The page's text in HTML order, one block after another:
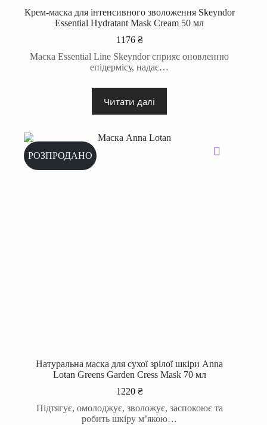
Крем-маска для інтенсивного зволоження Skeyndor
Essential Hydratant Mask Cream 50 мл
1176 ₴
Маска Essential Line Skeyndor сприяє оновленню
епідермісу, надає…
Читати далі
РОЗПРОДАНО
Натуральна маска для сухої зрілої шкіри Anna
Lotan Greens Garden Cress Mask 70 мл
1220 ₴
Підтягує, омолоджує, зволожує, заспокоює та
робить шкіру м’якою…